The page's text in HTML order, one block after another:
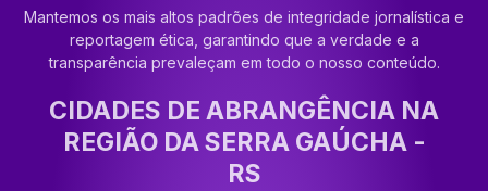
Mantemos os mais altos padrões de integridade jornalística e
reportagem ética, garantindo que a verdade e a
transparência prevaleçam em todo o nosso conteúdo.
CIDADES DE ABRANGÊNCIA NA
REGIÃO DA SERRA GAÚCHA -
RS